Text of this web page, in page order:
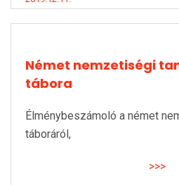
Német nemzetiségi
tábora
Élménybeszámoló a német
táboráról,
>>>